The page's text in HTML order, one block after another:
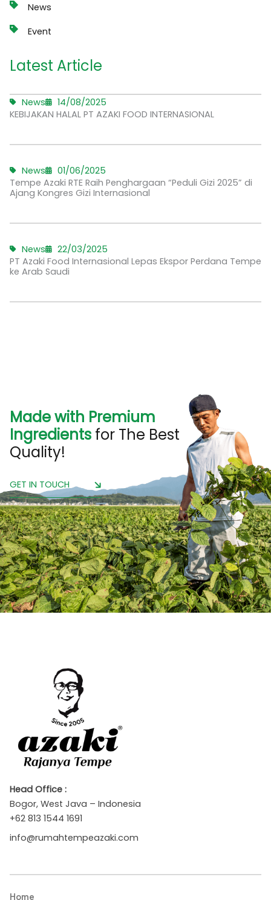
News
Event
Latest Article
News
14/08/2025
KEBIJAKAN HALAL PT AZAKI FOOD INTERNASIONAL
News
01/06/2025
Tempe Azaki RTE Raih Penghargaan “Peduli Gizi 2025” di
Ajang Kongres Gizi Internasional
News
22/03/2025
PT Azaki Food Internasional Lepas Ekspor Perdana Tempe
ke Arab Saudi
Made with Premium
Ingredients for The Best
Quality!
GET IN TOUCH
Head Office :
Bogor, West Java – Indonesia
+62 813 1544 1691
info@rumahtempeazaki.com
Home